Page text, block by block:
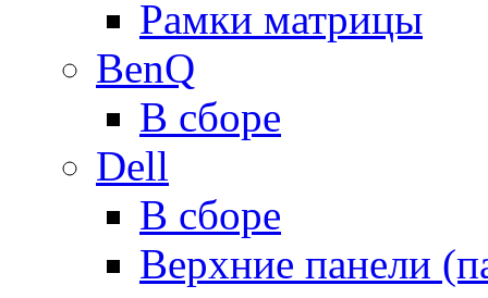
Рамки матрицы
BenQ
В сборе
Dell
В сборе
Верхние панели